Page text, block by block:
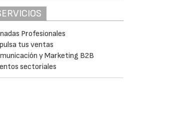
Profesionales
tus ventas
y Marketing B2B
sectoriales